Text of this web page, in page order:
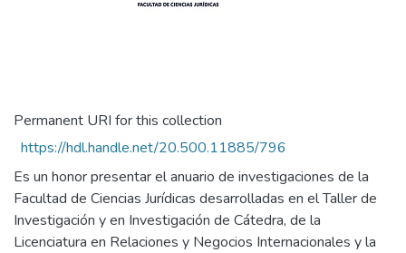
Permanent URI for this collection
https://hdl.handle.net/20.500.11885/796
Es un honor presentar el anuario de investigaciones de la
Facultad de Ciencias Jurídicas desarrolladas en el Taller de
Investigación y en Investigación de Cátedra, de la
Licenciatura en Relaciones y Negocios Internacionales y la